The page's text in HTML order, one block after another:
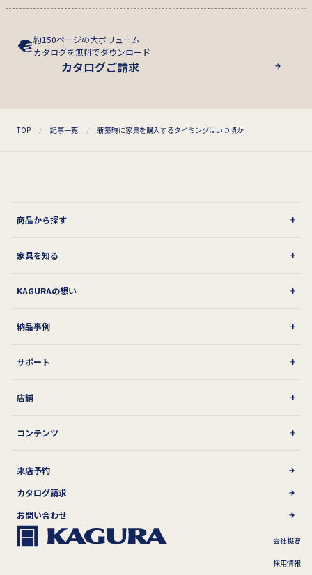
約150ページの大ボリューム
カタログを無料でダウンロード
カタログご請求
TOP 記事一覧 新築時に家具を購入するタイミングはいつ頃か
商品から探す
家具を知る
KAGURAの想い
納品事例
サポート
店舗
コンテンツ
来店予約
カタログ請求
お問い合わせ
会社概要
採用情報